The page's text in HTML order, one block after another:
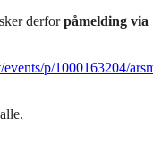
derforpåmelding via
p/1000163204/